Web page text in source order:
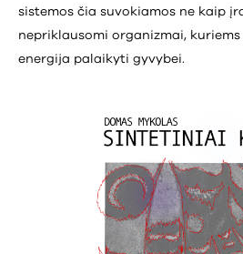
sistemos čia suvokiamos ne kaip
nepriklausomi organizmai,
energija palaikyti gyvybei.